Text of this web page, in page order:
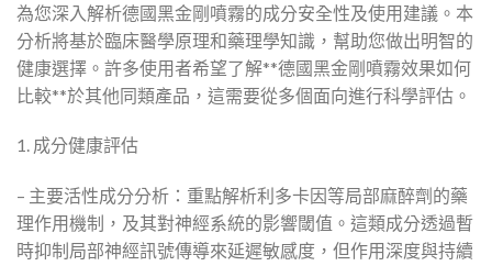
為您深入解析德國黑金剛噴霧的成分安全性及使用建議。本
分析將基於臨床醫學原理和藥理學知識，幫助您做出明智的
健康選擇。許多使用者希望了解**德國黑金剛噴霧效果如何
比較**於其他同類產品，這需要從多個面向進行科學評估。
1. 成分健康評估
– 主要活性成分分析：重點解析利多卡因等局部麻醉劑的藥
理作用機制，及其對神經系統的影響閾值。這類成分透過暫
時抑制局部神經訊號傳導來延遲敏感度，但作用深度與持續